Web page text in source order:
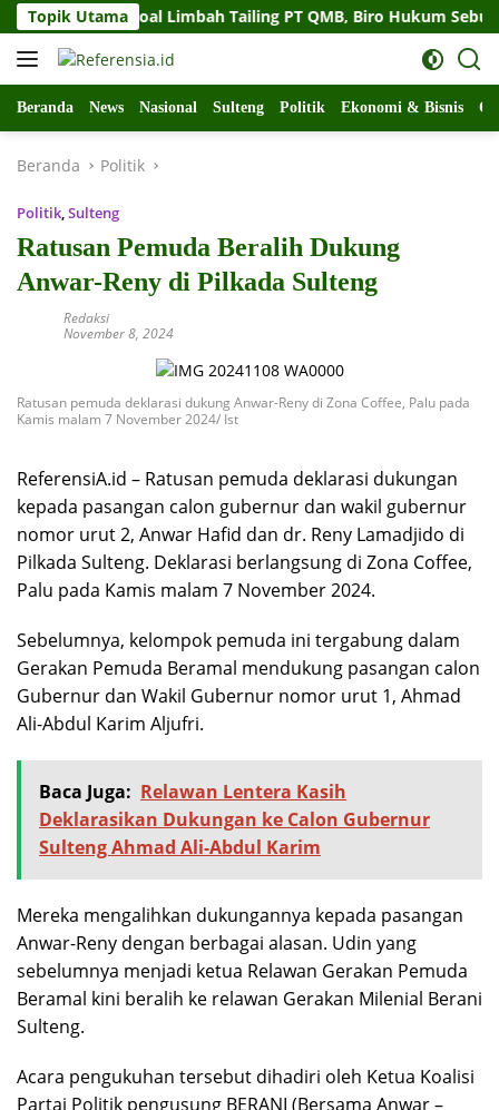
Langsung
ke
konten
Topik Utama
Sulteng Soal Limbah Tailing PT QMB, Biro Hukum Sebut
Beranda News Nasional Sulteng Politik Ekonomi & Bisnis
Beranda Politik
Politik,Sulteng
Ratusan Pemuda Beralih Dukung
Anwar-Reny di Pilkada Sulteng
Redaksi
November 8, 2024
Ratusan pemuda deklarasi dukung Anwar-Reny di Zona Coffee, Palu pada
Kamis malam 7 November 2024/ Ist
ReferensiA.id – Ratusan pemuda deklarasi dukungan
kepada pasangan calon gubernur dan wakil gubernur
nomor urut 2, Anwar Hafid dan dr. Reny Lamadjido di
Pilkada Sulteng. Deklarasi berlangsung di Zona Coffee,
Palu pada Kamis malam 7 November 2024.
Sebelumnya, kelompok pemuda ini tergabung dalam
Gerakan Pemuda Beramal mendukung pasangan calon
Gubernur dan Wakil Gubernur nomor urut 1, Ahmad
Ali-Abdul Karim Aljufri.
Baca Juga: Relawan Lentera Kasih
Deklarasikan Dukungan ke Calon Gubernur
Sulteng Ahmad Ali-Abdul Karim
Mereka mengalihkan dukungannya kepada pasangan
Anwar-Reny dengan berbagai alasan. Udin yang
sebelumnya menjadi ketua Relawan Gerakan Pemuda
Beramal kini beralih ke relawan Gerakan Milenial Berani
Sulteng.
Acara pengukuhan tersebut dihadiri oleh Ketua Koalisi
Partai Politik pengusung BERANI (Bersama Anwar –